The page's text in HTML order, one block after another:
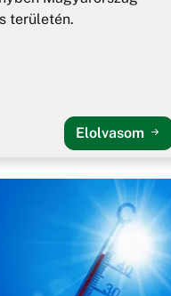
területén.
Elolvasom